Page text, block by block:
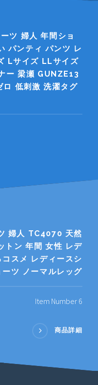
ツ 婦人 年間ショ
パンティ パンツ レ
Lサイズ LLサイズ
ー 梁瀬 GUNZE13
ロ 低刺激 洗濯タグ
婦人 TC4070 天然
トン 年間 女性 レデ
スメ レディースシ
ーツ ノーマルレッグ
Item Number 6
商品詳細